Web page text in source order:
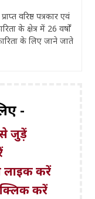
वरिष्ठ पत्रकार एवं
के क्षेत्र में 26 वर्षों
के लिए जाने जाते
-
से जुड़ें
करें
क्लिक करें